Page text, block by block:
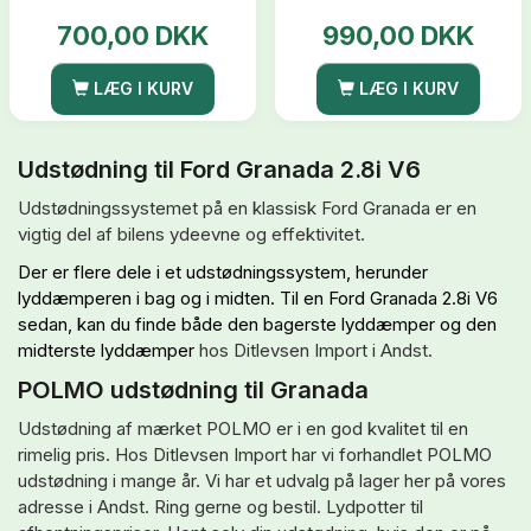
700,00 DKK
LÆG I KURV
990,00 DKK
LÆG I KURV
Udstødning til Ford Granada 2.8i V6
Udstødningssystemet på en klassisk Ford Granada er en
vigtig del af bilens ydeevne og effektivitet.
Der er flere dele i et udstødningssystem, herunder
lyddæmperen i bag og i midten. Til en Ford Granada 2.8i V6
sedan, kan du finde både den bagerste lyddæmper og den
midterste lyddæmper hos Ditlevsen Import i Andst.
POLMO udstødning til Granada
Udstødning af mærket POLMO er i en god kvalitet til en
rimelig pris. Hos Ditlevsen Import har vi forhandlet POLMO
udstødning i mange år. Vi har et udvalg på lager her på vores
adresse i Andst. Ring gerne og bestil. Lydpotter til